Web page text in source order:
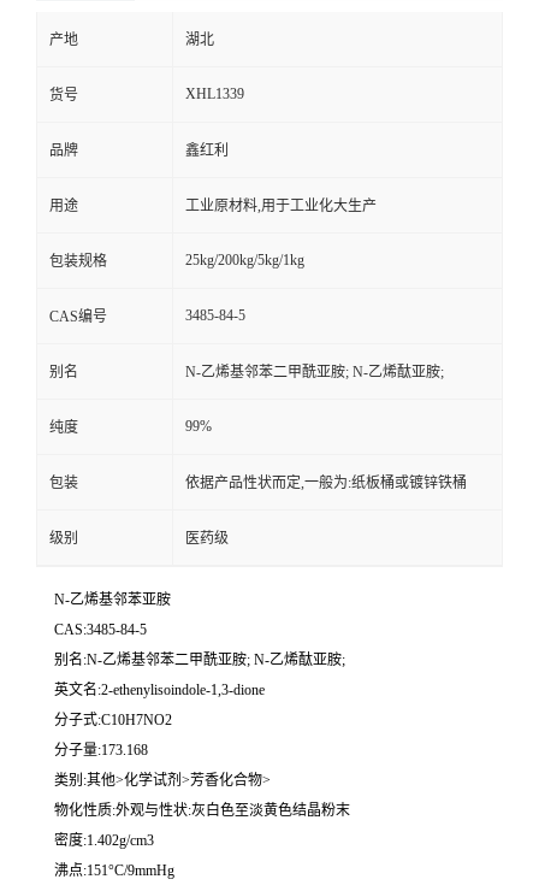
产地 湖北
货号 XHL1339
品牌 鑫红利
用途 工业原材料,用于工业化大生产
包装规格 25kg/200kg/5kg/1kg
CAS编号 3485-84-5
别名 N-乙烯基邻苯二甲酰亚胺; N-乙烯酞亚胺;
纯度 99%
包装 依据产品性状而定,一般为:纸板桶或镀锌铁桶
级别 医药级
N-乙烯基邻苯亚胺
CAS:3485-84-5
别名:N-乙烯基邻苯二甲酰亚胺; N-乙烯酞亚胺;
英文名:2-ethenylisoindole-1,3-dione
分子式:C10H7NO2
分子量:173.168
类别:其他>化学试剂>芳香化合物>
物化性质:外观与性状:灰白色至淡黄色结晶粉末
密度:1.402g/cm3
沸点:151°C/9mmHg